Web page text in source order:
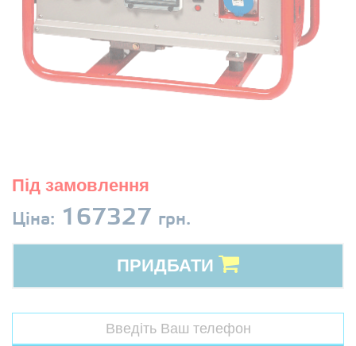
Під замовлення
Ціна: 167327 грн.
ПРИДБАТИ